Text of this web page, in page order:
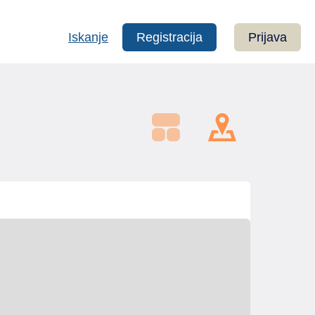
Registracija Prijava
Iskanje